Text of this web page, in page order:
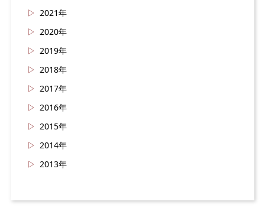
2021年
2020年
2019年
2018年
2017年
2016年
2015年
2014年
2013年